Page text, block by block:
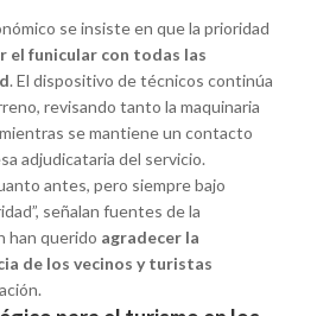
se insiste en que la prioridad
el funicular con todas las
. El dispositivo de técnicos continúa
revisando tanto la maquinaria
se mantiene un contacto
adjudicataria del servicio.
antes, pero siempre bajo
señalan fuentes de la
han querido agradecer la
de los vecinos y turistas